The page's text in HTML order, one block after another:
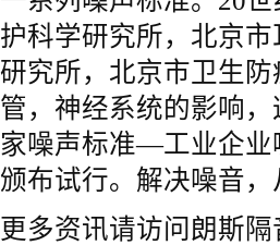
护科学研究所，北京
研究所，北京市卫生
管，神经系统的影响
家噪声标准—工业企业
颁布试行。解决噪音，
更多资讯请访问朗斯